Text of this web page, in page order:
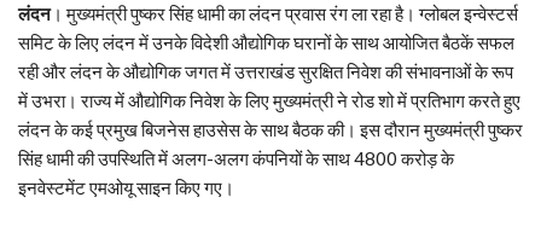
लंदन। मुख्यमंत्री पुष्कर सिंह धामी का लंदन प्रवास रंग ला रहा है। ग्लोबल इन्वेस्टर्स
समिट के लिए लंदन में उनके विदेशी औद्योगिक घरानों के साथ आयोजित बैठकें सफल
रही और लंदन के औद्योगिक जगत में उत्तराखंड सुरक्षित निवेश की संभावनाओं के रूप
में उभरा। राज्य में औद्योगिक निवेश के लिए मुख्यमंत्री ने रोड शो में प्रतिभाग करते हुए
लंदन के कई प्रमुख बिजनेस हाउसेस के साथ बैठक की। इस दौरान मुख्यमंत्री पुष्कर
सिंह धामी की उपस्थिति में अलग-अलग कंपनियों के साथ 4800 करोड़ के
इनवेस्टमेंट एमओयू साइन किए गए।